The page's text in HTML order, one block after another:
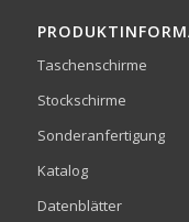
Taschenschirme
Stockschirme
Sonderanfertigung
Katalog
Datenblätter